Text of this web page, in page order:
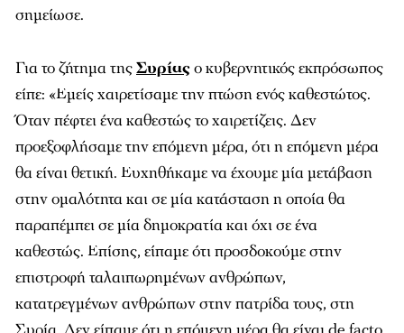
σημείωσε.
Για το ζήτημα τηςΣυρίαςο κυβερνητικός εκπρόσωπος
είπε: «Εμείς χαιρετίσαμε την πτώση ενός καθεστώτος.
Όταν πέφτει ένα καθεστώς το χαιρετίζεις. Δεν
προεξοφλήσαμε την επόμενη μέρα, ότι η επόμενη μέρα
θα είναι θετική. Ευχηθήκαμε να έχουμε μία μετάβαση
στην ομαλότητα και σε μία κατάσταση η οποία θα
παραπέμπει σε μία δημοκρατία και όχι σε ένα
καθεστώς. Επίσης, είπαμε ότι προσδοκούμε στην
επιστροφή ταλαιπωρημένων ανθρώπων,
κατατρεγμένων ανθρώπων στην πατρίδα τους, στη